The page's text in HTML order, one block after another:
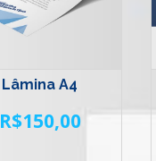
Lâmina A4
R$150,00